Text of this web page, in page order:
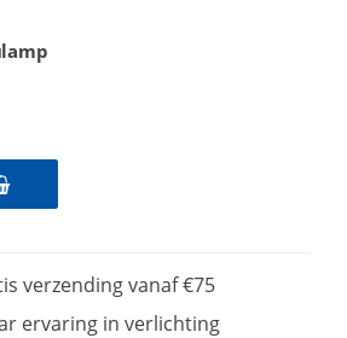
verzending vanaf €75
ervaring in verlichting